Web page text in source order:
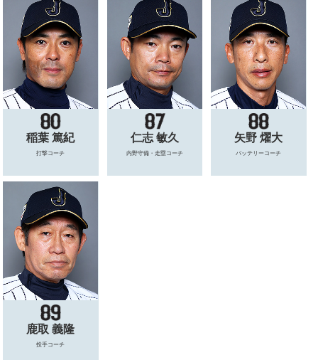
稲葉 篤紀
打撃コーチ
仁志 敏久
内野守備・走塁コーチ
矢野 燿大
バッテリーコーチ
鹿取 義隆
投手コーチ